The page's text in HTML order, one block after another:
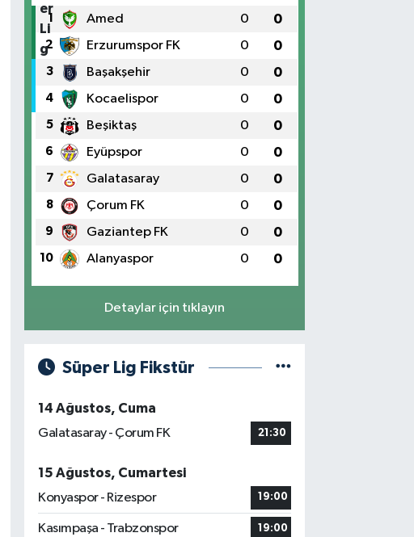
1 Amed 0 0
2 Erzurumspor FK 0 0
3 Başakşehir 0 0
4 Kocaelispor 0 0
5 Beşiktaş 0 0
6 Eyüpspor 0 0
7 Galatasaray 0 0
8 Çorum FK 0 0
9 Gaziantep FK 0 0
10 Alanyaspor 0 0
Detaylar için tıklayın
Süper Lig Fikstür
14 Ağustos, Cuma
Galatasaray - Çorum FK
21:30
15 Ağustos, Cumartesi
Konyaspor - Rizespor
19:00
Kasımpaşa - Trabzonspor 19:00